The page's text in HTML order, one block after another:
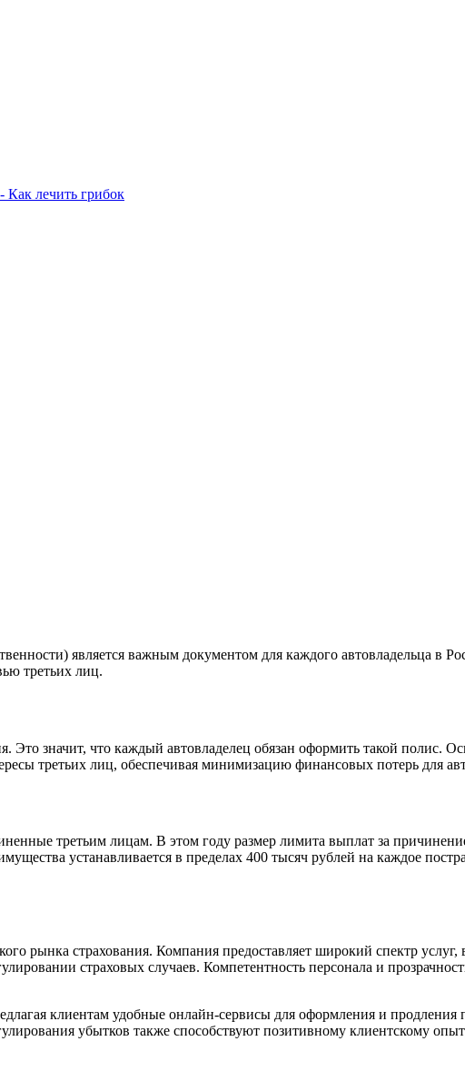
Как лечить грибок
является важным документом для каждого автовладельца в
третьих лиц.
Это значит, что каждый автовладелец обязан оформить такой
третьих лиц, обеспечивая минимизацию финансовых потерь для
третьим лицам. В этом году размер лимита выплат за
устанавливается в пределах 400 тысяч рублей на каждое
рынка страхования. Компания предоставляет широкий спектр
страховых случаев. Компетентность персонала и
клиентам удобные онлайн-сервисы для оформления и продления
убытков также способствуют позитивному клиентскому